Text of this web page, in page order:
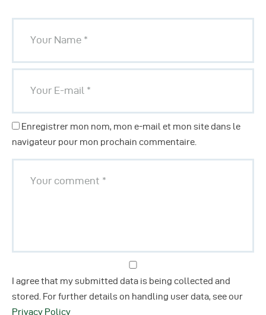
Enregistrer mon nom, mon e-mail et mon site dans le
navigateur pour mon prochain commentaire.
I agree that my submitted data is being collected and
stored. For further details on handling user data, see our
Privacy Policy